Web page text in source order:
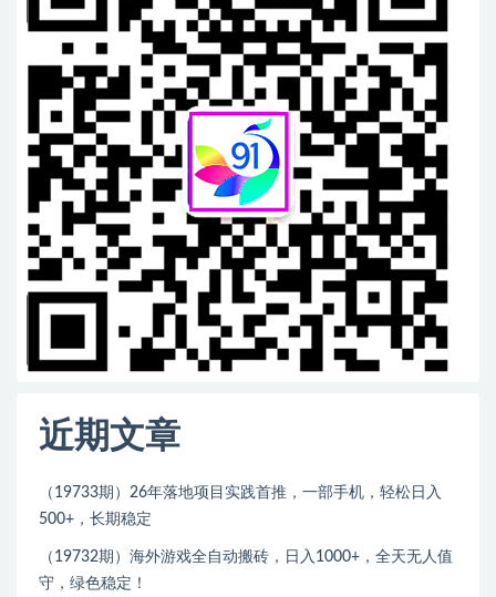
近期文章
（19733期）26年落地项目实践首推，一部手机，轻松日入
500+，长期稳定
（19732期）海外游戏全自动搬砖，日入1000+，全天无人值
守，绿色稳定！